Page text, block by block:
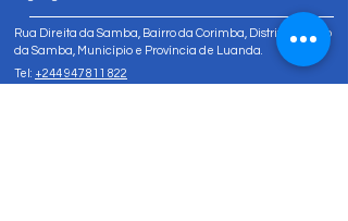
Rua Direita da Samba, Bairro da Corimba, Distrito Urbano
da Samba, Município e Província de Luanda.
Tel: +244 947 811 822